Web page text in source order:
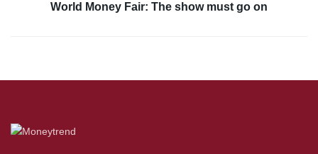
World Money Fair: The show must go on